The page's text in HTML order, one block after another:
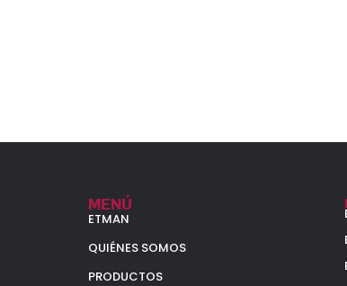
MENÚ
ETMAN
QUIÉNES SOMOS
PRODUCTOS